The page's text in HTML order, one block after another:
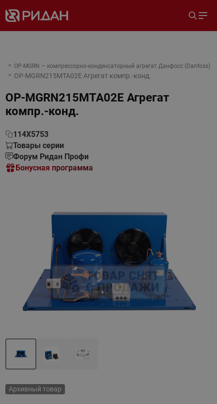
OP-MGRN — компрессорно-конденсаторный агрегат Данфосс (Danfoss)
OP-MGRN215MTA02E Агрегат компр.-конд.
OP-MGRN215MTA02E Агрегат
компр.-конд.
114X5753
Товары серии
Форум Ридан Профи
Бонусная программа
Архивный товар